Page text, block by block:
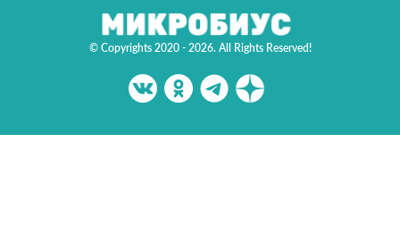
© Copyrights 2020 - 2026. All Rights Reserved!